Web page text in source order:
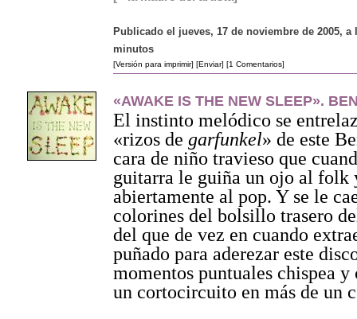
Publicado el jueves, 17 de noviembre de 2005, a
minutos
[Versión para imprimir] [Enviar] [1 Comentarios]
«AWAKE IS THE NEW SLEEP».
El instinto melódico se
«rizos de garfunkel» de este
cara de niño travieso que
guitarra le guiña un ojo al folk
abiertamente al pop. Y se le
colorines del bolsillo trasero
del que de vez en cuando
puñado para aderezar este
momentos puntuales chispea y
un cortocircuito en más de un